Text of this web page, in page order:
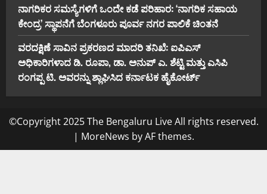
ನಾಗರಿಕರ ಸಮಸ್ಯೆಗಳಿಗೆ ಒಂದೇ ಕಡೆ ಪರಿಹಾರ: ‘ನಾಗರಿಕ ಸಹಾಯ
ಕೇಂದ್ರ’ ಸ್ಥಾಪನೆಗೆ ಬೆಂಗಳೂರು ಪೂರ್ವ ನಗರ ಪಾಲಿಕೆ ಚಿಂತನೆ
ವರದಕ್ಷಿಣೆ ಸಾವಿನ ಪ್ರಕರಣದ ಮಾದರಿ ತನಿಖೆ: ಐಪಿಎಸ್
ಅಧಿಕಾರಿಗಳಾದ ಡಿ. ರೂಪಾ, ಡಾ. ಅನುಪ್ ಎ. ಶೆಟ್ಟಿ ಮತ್ತು ಎಸಿಪಿ
ರಂಗಪ್ಪ ಟಿ. ಅವರನ್ನು ಶ್ಲಾಘಿಸಿದ ಕರ್ನಾಟಕ ಹೈಕೋರ್ಟ್
©Copyright 2025 The Bengaluru Live All rights reserved.
| MoreNews by AF themes.